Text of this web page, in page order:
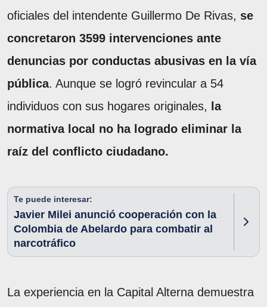
oficiales del intendente Guillermo De Rivas, se
concretaron 3599 intervenciones ante
denuncias por conductas abusivas en la vía
pública. Aunque se logró revincular a 54
individuos con sus hogares originales, la
normativa local no ha logrado eliminar la
raíz del conflicto ciudadano.
Te puede interesar:
Javier Milei anunció cooperación con la
Colombia de Abelardo para combatir al
narcotráfico
La experiencia en la Capital Alterna demuestra